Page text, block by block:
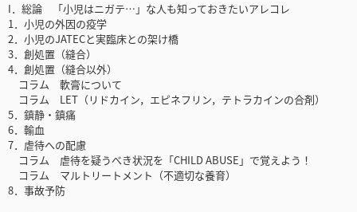
I．総論 「小児はニガテ…」な人も知っておきたいアレコレ
1．小児の外因の疫学
2．小児のJATECと実臨床との架け橋
3．創処置（縫合）
4．創処置（縫合以外）
コラム 軟膏について
コラム LET（リドカイン，エピネフリン，テトラカインの合剤）
5．鎮静・鎮痛
6．輸血
7．虐待への配慮
コラム 虐待を疑うべき状況を「CHILD ABUSE」で覚えよう！
コラム マルトリートメント（不適切な養育）
8．事故予防